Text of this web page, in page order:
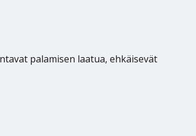
palamisen laatua, ehkäisevät